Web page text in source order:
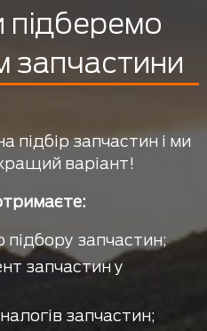
підберемо
запчастини
підбір запчастин і ми
варіант!
підбору запчастин;
запчастин у
запчастин;